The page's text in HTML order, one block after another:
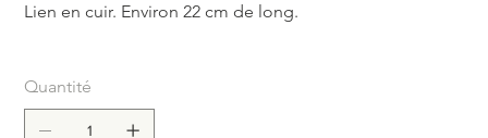
Lien en cuir. Environ 22 cm de long.
Quantité